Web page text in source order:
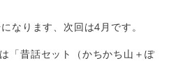
なります、次回は4月です。
「昔話セット（かちかち山＋ぽ